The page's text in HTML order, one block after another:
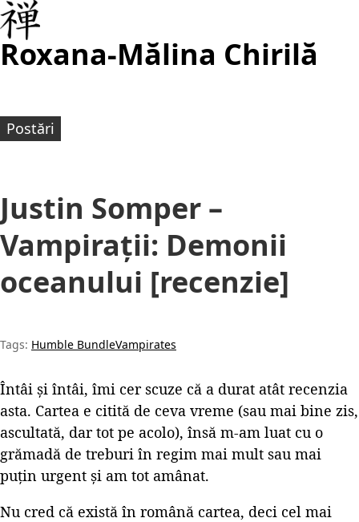
Roxana-Mălina Chirilă
Postări
Justin Somper –
Vampirații: Demonii
oceanului [recenzie]
Tags: Humble BundleVampirates
Întâi și întâi, îmi cer scuze că a durat atât recenzia
asta. Cartea e citită de ceva vreme (sau mai bine zis,
ascultată, dar tot pe acolo), însă m-am luat cu o
grămadă de treburi în regim mai mult sau mai
puțin urgent și am tot amânat.
Nu cred că există în română cartea, deci cel mai